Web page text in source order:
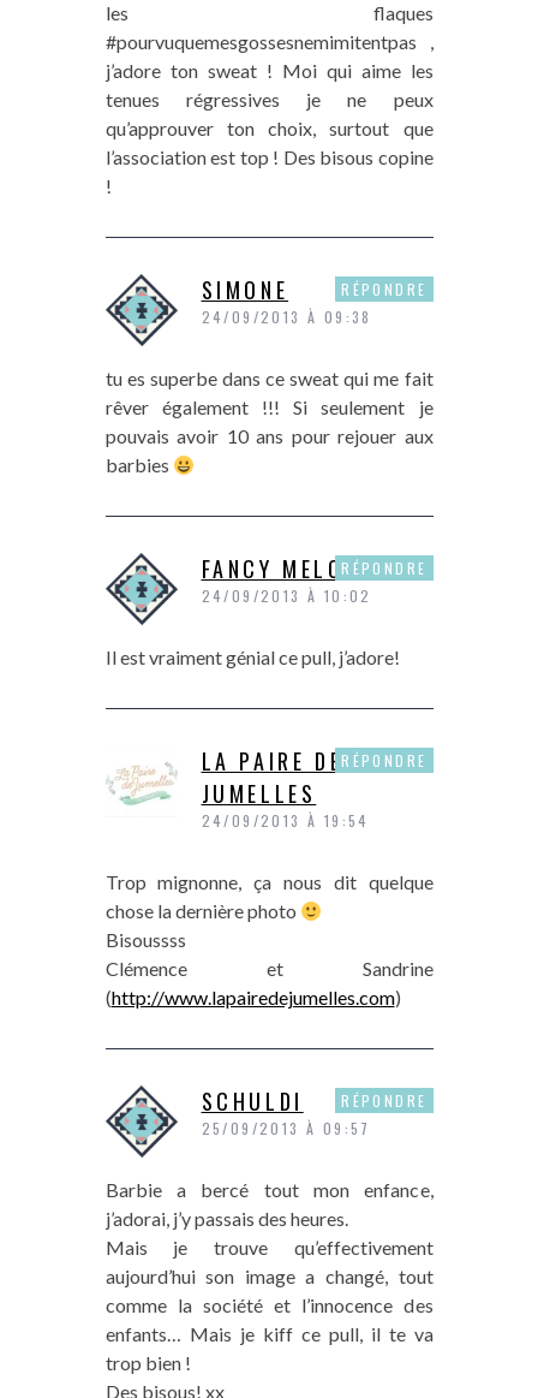
les flaques
#pourvuquemesgossesnemimitentpas ,
j’adore ton sweat ! Moi qui aime les
tenues régressives je ne peux
qu’approuver ton choix, surtout que
l’association est top ! Des bisous copine
!
SIMONE
24/09/2013 À 09:38
tu es superbe dans ce sweat qui me fait
rêver également !!! Si seulement je
pouvais avoir 10 ans pour rejouer aux
barbies
RÉPONDRE
FANCY MELODY
24/09/2013 À 10:02
Il est vraiment génial ce pull, j’adore!
RÉPONDRE
LA PAIRE DE
JUMELLES
24/09/2013 À 19:54
Trop mignonne, ça nous dit quelque
chose la dernière photo
Bisoussss
Clémence et Sandrine
(http://www.lapairedejumelles.com)
RÉPONDRE
SCHULDI
25/09/2013 À 09:57
Barbie a bercé tout mon enfance,
j’adorai, j’y passais des heures.
Mais je trouve qu’effectivement
aujourd’hui son image a changé, tout
comme la société et l’innocence des
enfants… Mais je kiff ce pull, il te va
trop bien !
Des bisous! xx
RÉPONDRE